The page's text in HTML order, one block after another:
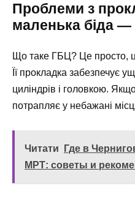
Проблеми з
маленька біда —
Що таке ГБЦ? Це просто,
Її прокладка забезпечує
циліндрів і головкою.
потрапляє у небажані
Читати
Где в
МРТ: советы и